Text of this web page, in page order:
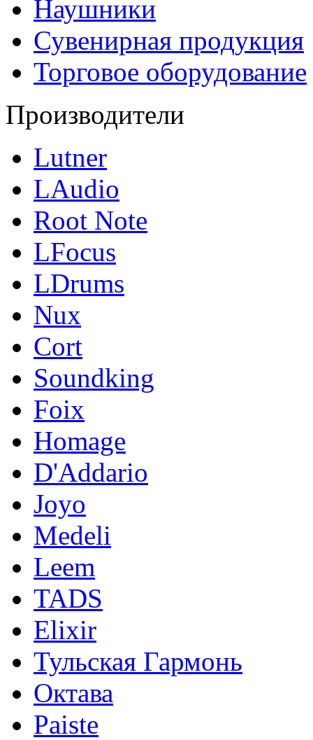
Наушники
Сувенирная продукция
Торговое оборудование
Производители
Lutner
LAudio
Root Note
LFocus
LDrums
Nux
Cort
Soundking
Foix
Homage
D'Addario
Joyo
Medeli
Leem
TADS
Elixir
Тульская Гармонь
Октава
Paiste